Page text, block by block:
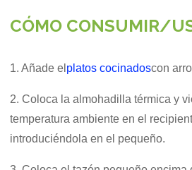
CÓMO CONSUMIR/
1. Añade el platos cocinadoscon
2. Coloca la almohadilla térmica y
temperatura ambiente en el
introduciéndola en el pequeño.